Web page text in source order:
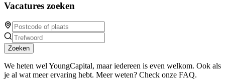
Vacatures zoeken
Zoeken
We heten wel YoungCapital, maar iedereen is even welkom. Ook als
je al wat meer ervaring hebt. Meer weten? Check onze FAQ.